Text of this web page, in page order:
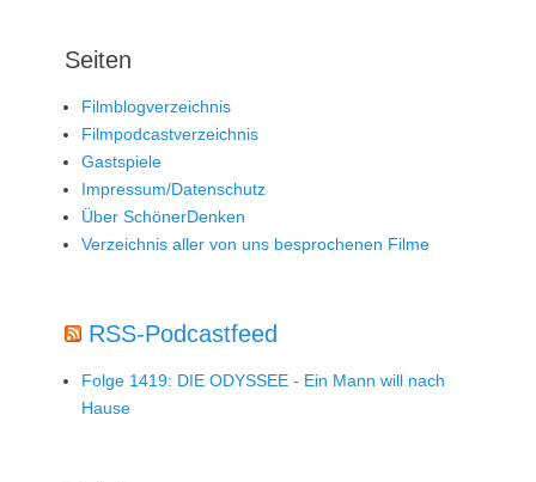
Seiten
Filmblogverzeichnis
Filmpodcastverzeichnis
Gastspiele
Impressum/Datenschutz
Über SchönerDenken
Verzeichnis aller von uns besprochenen Filme
RSS-Podcastfeed
Folge 1419: DIE ODYSSEE - Ein Mann will nach
Hause